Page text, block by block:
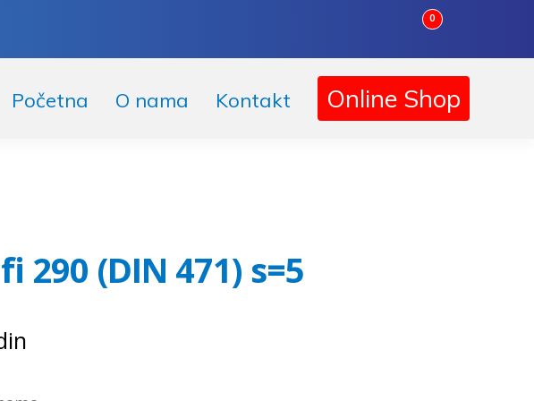
0
Početna O nama Kontakt Online Shop
290 (DIN 471) s=5